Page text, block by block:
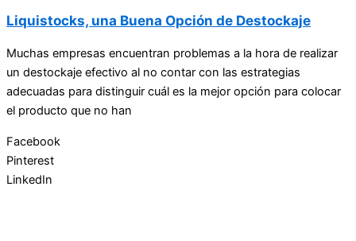
Liquistocks, una Buena Opción de Destockaje
Muchas empresas encuentran problemas a la hora de realizar
un destockaje efectivo al no contar con las estrategias
adecuadas para distinguir cuál es la mejor opción para colocar
el producto que no han
Facebook
Pinterest
LinkedIn